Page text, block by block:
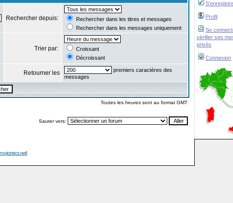
Profil
Se
vérifier ses
privés
Connexion
Rechercher depuis:
Rechercher dans les titres et messages
Rechercher dans les messages uniquement
Trier par:
Croissant
Décroissant
Retourner les
premiers caractères des
messages
Toutes les heures sont au format GMT
Sauter vers:
]